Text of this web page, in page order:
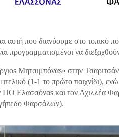
αυτή που διανύουμε στο τοπικό
προγραμματισμένοι να
Μητσιμπόναs» στην
(1-1 το πρώτο παιχνίδι),
ΠΟ Ελασσόναs και τον Αχιλλέα
γήπεδο Φαρσάλων).